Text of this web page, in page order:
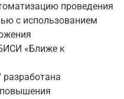
проведения
с использованием
«Ближе к